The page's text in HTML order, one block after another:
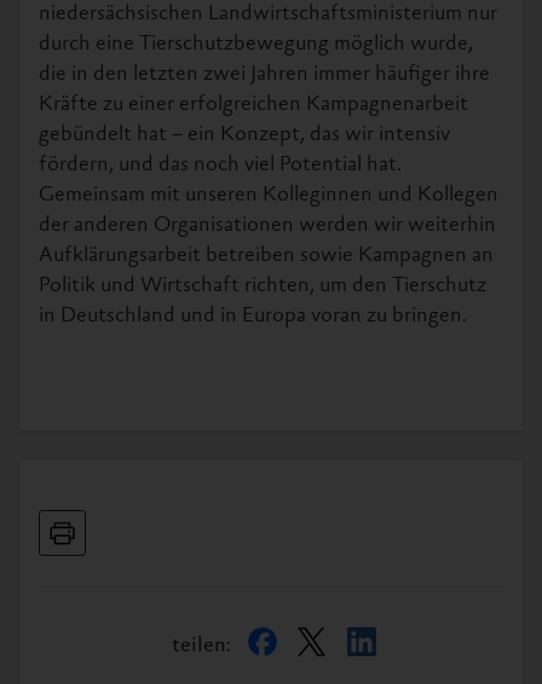
niedersächsischen Landwirtschaftsministerium nur
durch eine Tierschutzbewegung möglich wurde,
die in den letzten zwei Jahren immer häufiger ihre
Kräfte zu einer erfolgreichen Kampagnenarbeit
gebündelt hat – ein Konzept, das wir intensiv
fördern, und das noch viel Potential hat.
Gemeinsam mit unseren Kolleginnen und Kollegen
der anderen Organisationen werden wir weiterhin
Aufklärungsarbeit betreiben sowie Kampagnen an
Politik und Wirtschaft richten, um den Tierschutz
in Deutschland und in Europa voran zu bringen.
teilen: